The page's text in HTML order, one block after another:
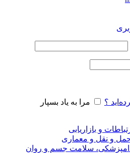
؟
مرا به یاد بسپار
و بازاریابی
و نقل و معماری
سلامت جسم و روان